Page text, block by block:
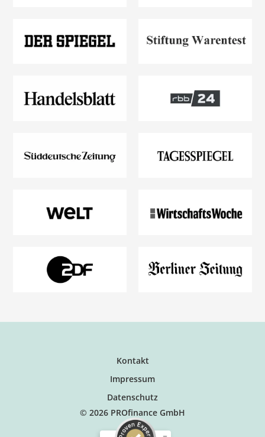
Kontakt
Impressum
Datenschutz
© 2026 PROfinance GmbH